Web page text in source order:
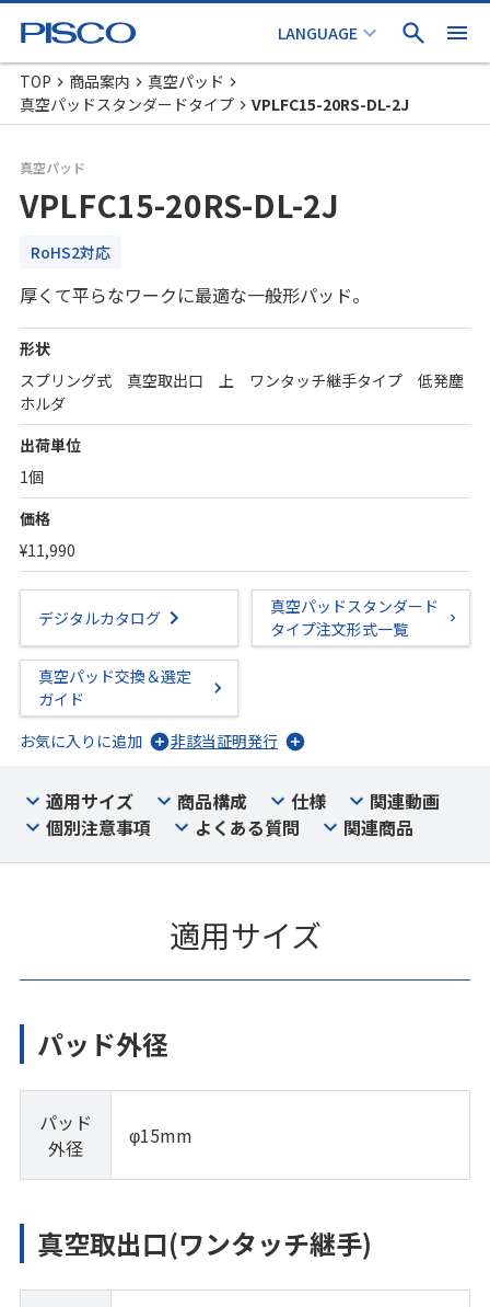
TOP 商品案内
真空パッド
真空パッドスタンダードタイプ
VPLFC15-20RS-DL-2J
真空パッド
VPLFC15-20RS-DL-2J
RoHS2対応
厚くて平らなワークに最適な一般形パッド。
形状
スプリング式 真空取出口 上 ワンタッチ継手タイプ 低発塵
ホルダ
出荷単位
1個
価格
¥11,990
デジタルカタログ
真空パッドスタンダード
タイプ注文形式一覧
真空パッド交換＆選定
ガイド
お気に入りに追加
非該当証明発行
適用サイズ 商品構成 仕様
関連動画
個別注意事項
よくある質問 関連商品
適用サイズ
パッド外径
パッド
外径
φ15mm
真空取出口(ワンタッチ継手)